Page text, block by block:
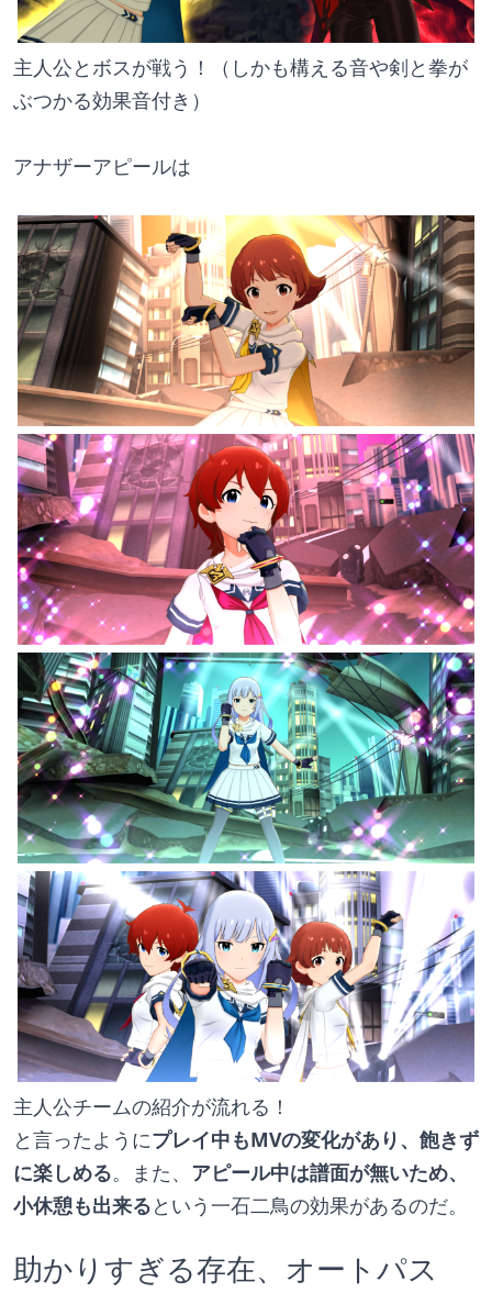
主人公とボスが戦う！（しかも構える音や剣と拳が
ぶつかる効果音付き）
アナザーアピールは
主人公チームの紹介が流れる！
と言ったようにプレイ中もMVの変化があり、飽きず
に楽しめる。また、 アピール中は譜面が無いため、
小休憩も出来るという一石二鳥の効果があるのだ。
助かりすぎる存在、オートパス